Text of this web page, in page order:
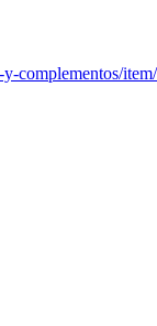
complementos/